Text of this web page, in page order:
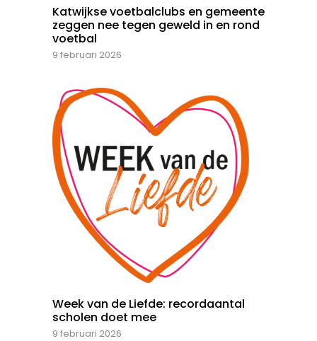
Katwijkse voetbalclubs en gemeente
zeggen nee tegen geweld in en rond
voetbal
9 februari 2026
Week van de Liefde: recordaantal
scholen doet mee
9 februari 2026